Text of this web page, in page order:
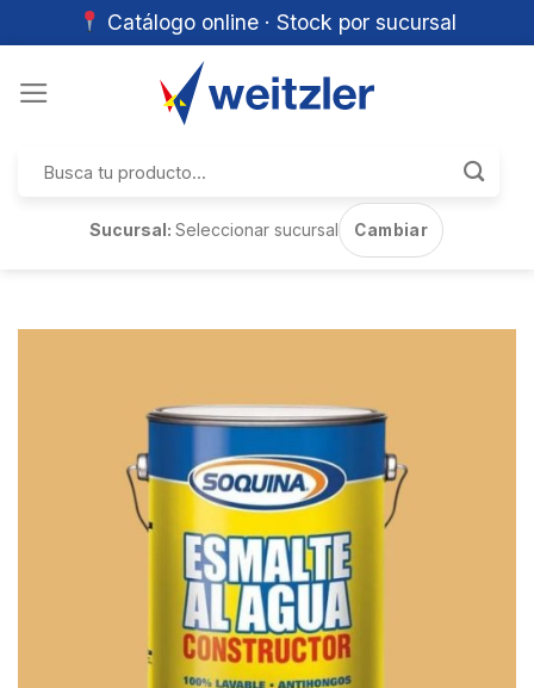
Catálogo online · Stock por sucursal
por:
Sucursal:Seleccionar sucursal Cambiar